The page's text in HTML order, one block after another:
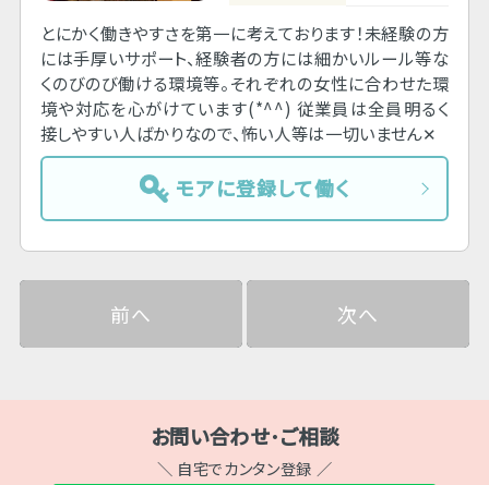
とにかく働きやすさを第一に考えております！未経験の方
には手厚いサポート、経験者の方には細かいルール等な
くのびのび働ける環境等。それぞれの女性に合わせた環
境や対応を心がけています(*^^) 従業員は全員明るく
接しやすい人ばかりなので、怖い人等は一切いません✕
モアに登録して働く
前へ 次へ
お問い合わせ･ご相談
＼ 自宅でカンタン登録 ／